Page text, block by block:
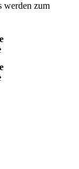
werden zum